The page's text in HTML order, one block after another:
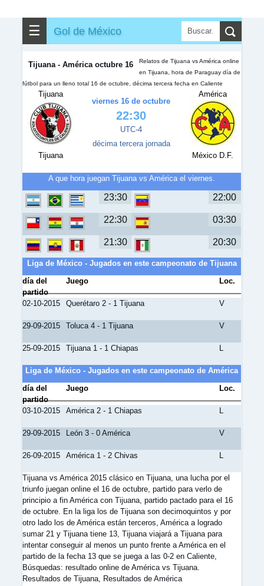
☰ Gol de México
Tijuana - América octubre 16
Relatos de Tijuana vs América online
en Tijuana, hora de Paraguay día de
fútbol para un lleno total 16 de octubre, décima tercera fecha en Caliente
Tijuana
Tijuana
viernes 16 de octubre
22:30
UTC-4
décima tercera jornada
América
México D.F.
A que hora juegan Tijuana vs América el viernes.
23:30 22:00
22:30 03:30
21:30 20:30
Liga de México - Jugados en este campeonato de Tijuana
día del
partido
Juego Loc.
02-10-2015 Querétaro 2 - 1 Tijuana V
29-09-2015 Toluca 4 - 1 Tijuana V
25-09-2015 Tijuana 1 - 1 Chiapas L
Liga de México - Jugados en este campeonato de América
día del
partido
Juego Loc.
03-10-2015 América 2 - 1 Chiapas L
29-09-2015 León 3 - 0 América V
26-09-2015 América 1 - 2 Chivas L
Tijuana vs América 2015 clásico en Tijuana, una lucha por el
triunfo juegan online el 16 de octubre, partido para verlo de
principio a fin América con Tijuana, partido pactado para el 16
de octubre. En la liga los de Tijuana son decimoquintos y por
otro lado los de América están terceros, América a logrado
sumar 21 y Tijuana tiene 13, Tijuana viajará a Tijuana para
intentar conseguir al menos un punto frente a América en el
partido de la fecha 13 que se juega a las 0-2 en Caliente,
Búsquedas: resultado online de América vs Tijuana.
Resultados de Tijuana, Resultados de América